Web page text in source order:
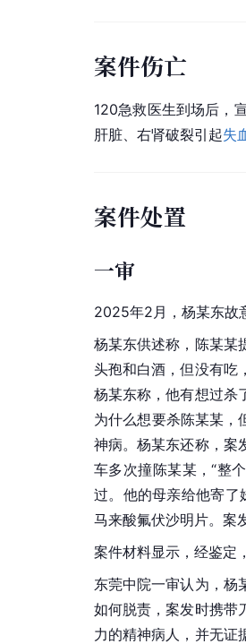
案件伤亡
120急救医生到场后，
肝脏、右肾破裂引起失
案件处置
一审
2025年2月，杨某东故
杨某东供述称，陈某某
头孢和白酒，但没有吃
杨某东称，他有想过杀
为什么想要杀陈某某，
神病。杨某东还称，案
车多次撞陈某某，“整
过。他的母亲给他寄了
马来酸氟伏沙明片。案
案件材料显示，经鉴定
东莞中院一审认为，杨
如何脱责，案发时携带
力的精神病人，并无证